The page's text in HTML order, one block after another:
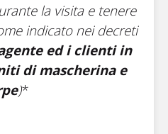
la visita e tenere
indicato nei decreti
ed i clienti in
di mascherina e
)*